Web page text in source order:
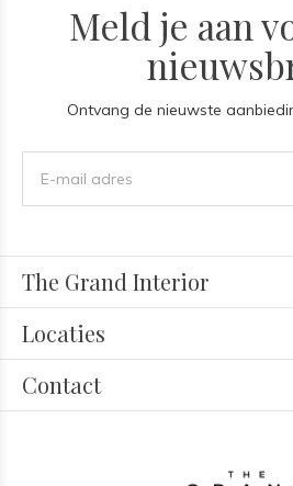
Meld je aan
Ontvang de nieuwste
The Grand Interior
Locaties
Contact